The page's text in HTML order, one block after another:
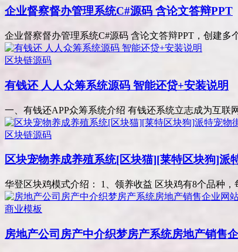
企业督察督办管理系统C#源码 含论文答辩PPT
企业督察督办管理系统C#源码 含论文答辩PPT，创建多
区块链源码
有钱还 人人众筹系统源码 智能还贷+安装说明
一、有钱还APP众筹系统介绍 有钱还系统立志成为互联
区块链源码
区块宠物养成养殖系统[区块猫][莱特区块狗]派
华登区块鸡模式介绍： 1、领养收益 区块鸡有8个品种，
商业模板
房地产公司房产中介织梦房产系统房地产销售